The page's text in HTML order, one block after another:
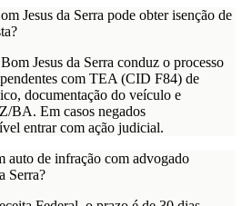
Jesus da Serra pode obter isenção de
Jesus da Serra conduz o processo
com TEA (CID F84) de
documentação do veículo e
BA. Em casos negados
entrar com ação judicial.
auto de infração com advogado
Serra?